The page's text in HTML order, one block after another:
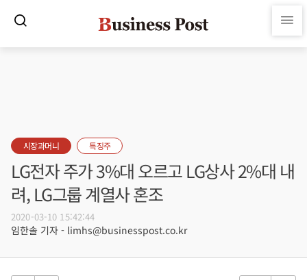
시장과머니 특징주
LG전자 주가 3%대 오르고 LG상사 2%대 내
려, LG그룹 계열사 혼조
2020-03-10 15:42:44
임한솔 기자 - limhs@businesspost.co.kr